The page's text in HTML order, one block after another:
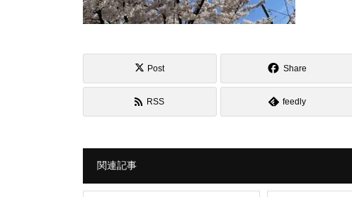
Post Share
RSS feedly
関連記事